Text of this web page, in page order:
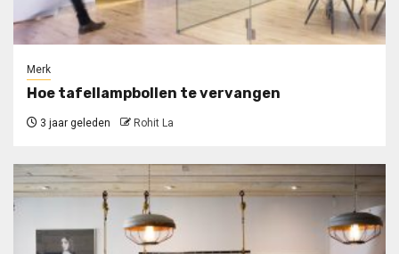
Merk
Hoe tafellampbollen te vervangen
3 jaar geleden Rohit La